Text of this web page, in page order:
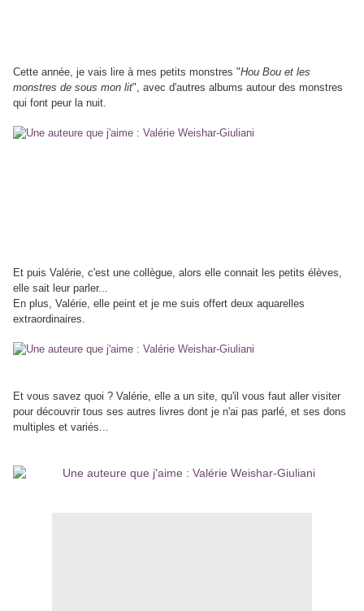
Cette année, je vais lire à mes petits monstres "Hou Bou et les
monstres de sous mon lit", avec d'autres albums autour des monstres
qui font peur la nuit.
Et puis Valérie, c'est une collègue, alors elle connait les petits élèves,
elle sait leur parler...
En plus, Valérie, elle peint et je me suis offert deux aquarelles
extraordinaires.
Et vous savez quoi ? Valérie, elle a un site, qu'il vous faut aller visiter
pour découvrir tous ses autres livres dont je n'ai pas parlé, et ses dons
multiples et variés...